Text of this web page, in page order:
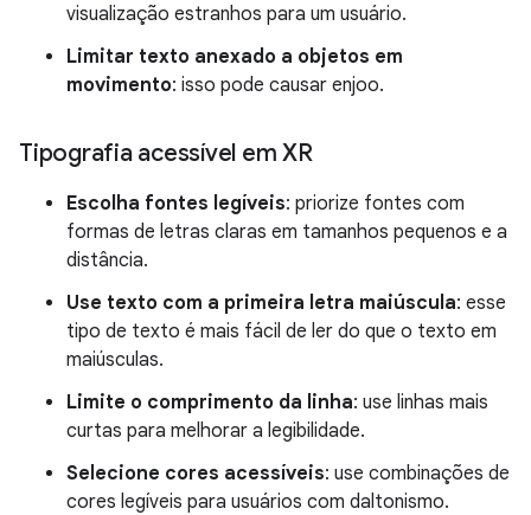
visualização estranhos para um usuário.
Limitar texto anexado a objetos em
movimento: isso pode causar enjoo.
Tipografia acessível em XR
Escolha fontes legíveis: priorize fontes com
formas de letras claras em tamanhos pequenos e a
distância.
Use texto com a primeira letra maiúscula: esse
tipo de texto é mais fácil de ler do que o texto em
maiúsculas.
Limite o comprimento da linha: use linhas mais
curtas para melhorar a legibilidade.
Selecione cores acessíveis: use combinações de
cores legíveis para usuários com daltonismo.